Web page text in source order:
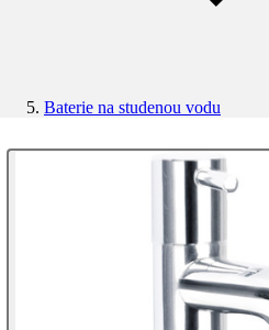
Baterie na studenou vodu